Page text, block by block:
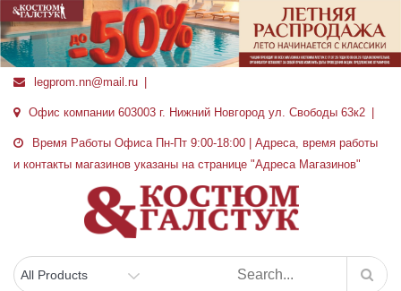
Перейти
к
содержимому
legprom.nn@mail.ru
Офис компании 603003 г. Нижний Новгород ул. Свободы 63к2
Время Работы Офиса Пн-Пт 9:00-18:00 | Адреса, время работы
и контакты магазинов указаны на странице "Адреса Магазинов"